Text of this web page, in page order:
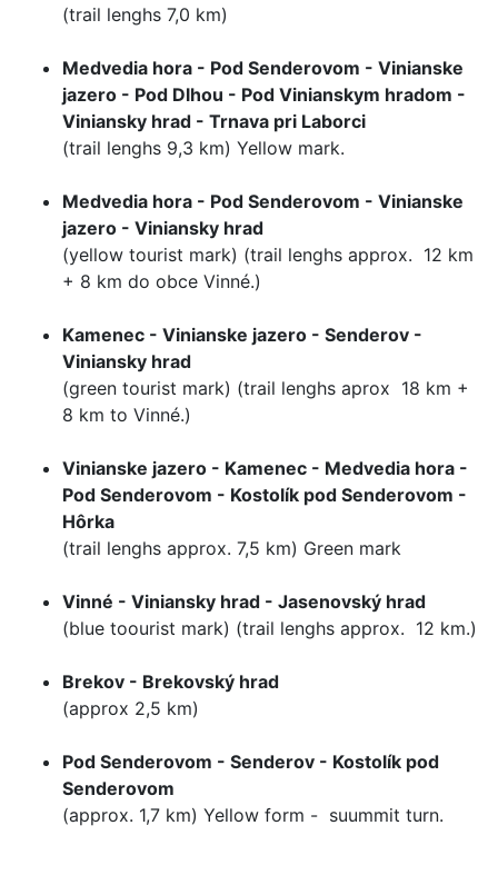
(trail lenghs 7,0 km)
Medvedia hora - Pod Senderovom - Vinianske
jazero - Pod Dlhou - Pod Vinianskym hradom -
Viniansky hrad - Trnava pri Laborci
(trail lenghs 9,3 km) Yellow mark.
Medvedia hora - Pod Senderovom - Vinianske
jazero - Viniansky hrad
(yellow tourist mark) (trail lenghs approx. 12 km
+ 8 km do obce Vinné.)
Kamenec - Vinianske jazero - Senderov -
Viniansky hrad
(green tourist mark) (trail lenghs aprox 18 km +
8 km to Vinné.)
Vinianske jazero - Kamenec - Medvedia hora -
Pod Senderovom - Kostolík pod Senderovom -
Hôrka
(trail lenghs approx. 7,5 km) Green mark
Vinné - Viniansky hrad - Jasenovský hrad
(blue toourist mark) (trail lenghs approx. 12 km.)
Brekov - Brekovský hrad
(approx 2,5 km)
Pod Senderovom - Senderov - Kostolík pod
Senderovom
(approx. 1,7 km) Yellow form - suummit turn.